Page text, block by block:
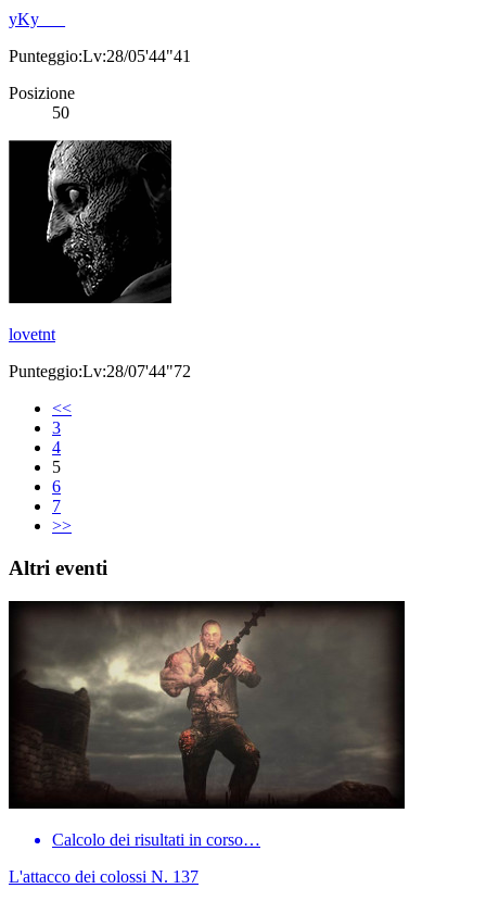
yKy___
Punteggio:Lv:28/05'44"41
Posizione
50
lovetnt
Punteggio:Lv:28/07'44"72
<<
3
4
5
6
7
>>
Altri eventi
Calcolo dei risultati in corso…
L'attacco dei colossi N. 137